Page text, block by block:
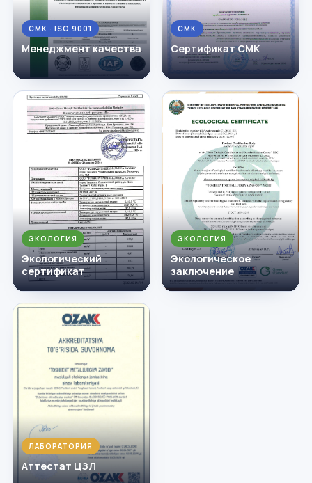
СМК · ISO 9001
Менеджмент качества
СМК
Сертификат СМК
ЭКОЛОГИЯ
Экологический
сертификат
ЭКОЛОГИЯ
Экологическое
заключение
ЛАБОРАТОРИЯ
Аттестат ЦЗЛ